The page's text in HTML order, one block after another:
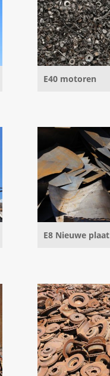
E40 motoren
E8 Nieuwe plaat